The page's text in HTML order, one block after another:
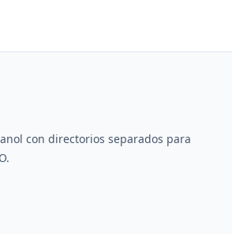
con directorios separados para